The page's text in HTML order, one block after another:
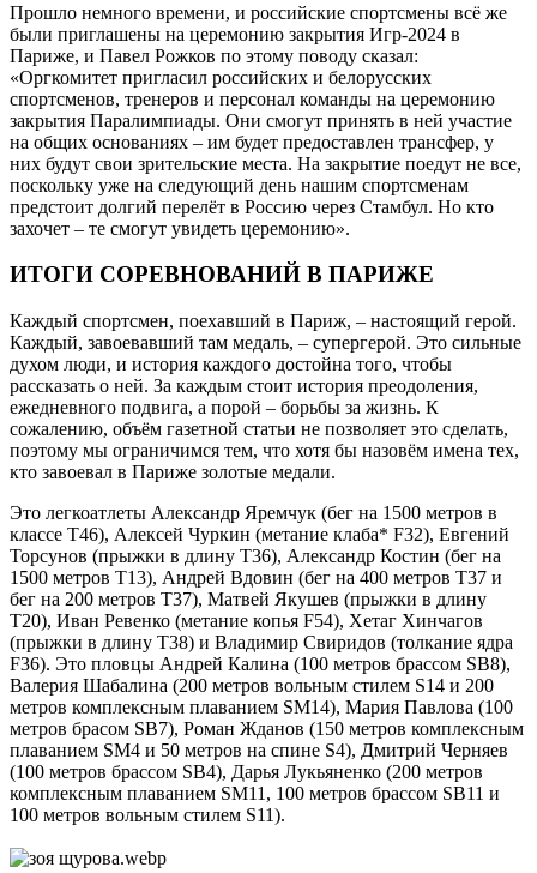
Прошло немного времени, и российские спортсмены всё же
были приглашены на церемонию закрытия Игр-2024 в
Париже, и Павел Рожков по этому поводу сказал:
«Оргкомитет пригласил российских и белорусских
спортсменов, тренеров и персонал команды на церемонию
закрытия Паралимпиады. Они смогут принять в ней участие
на общих основаниях – им будет предоставлен трансфер, у
них будут свои зрительские места. На закрытие поедут не все,
поскольку уже на следующий день нашим спортсменам
предстоит долгий перелёт в Россию через Стамбул. Но кто
захочет – те смогут увидеть церемонию».
ИТОГИ СОРЕВНОВАНИЙ В ПАРИЖЕ
Каждый спортсмен, поехавший в Париж, – настоящий герой.
Каждый, завоевавший там медаль, – супергерой. Это сильные
духом люди, и история каждого достойна того, чтобы
рассказать о ней. За каждым стоит история преодоления,
ежедневного подвига, а порой – борьбы за жизнь. К
сожалению, объём газетной статьи не позволяет это сделать,
поэтому мы ограничимся тем, что хотя бы назовём имена тех,
кто завоевал в Париже золотые медали.
Это легкоатлеты Александр Яремчук (бег на 1500 метров в
классе Т46), Алексей Чуркин (метание клаба* F32), Евгений
Торсунов (прыжки в длину Т36), Александр Костин (бег на
1500 метров Т13), Андрей Вдовин (бег на 400 метров Т37 и
бег на 200 метров T37), Матвей Якушев (прыжки в длину
Т20), Иван Ревенко (метание копья F54), Хетаг Хинчагов
(прыжки в длину Т38) и Владимир Свиридов (толкание ядра
F36). Это пловцы Андрей Калина (100 метров брассом SB8),
Валерия Шабалина (200 метров вольным стилем S14 и 200
метров комплексным плаванием SM14), Мария Павлова (100
метров брасом SB7), Роман Жданов (150 метров комплексным
плаванием SM4 и 50 метров на спине S4), Дмитрий Черняев
(100 метров брассом SВ4), Дарья Лукьяненко (200 метров
комплексным плаванием SM11, 100 метров брассом SB11 и
100 метров вольным стилем S11).